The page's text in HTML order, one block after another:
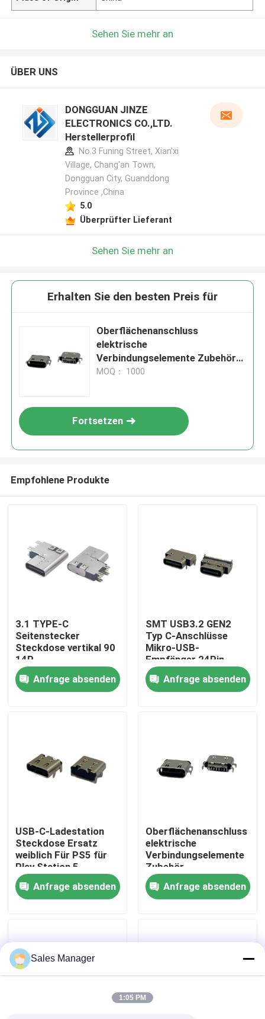
Haus
Qualitätskontrolle
Kontakt US
Fordern Sie ein Zitat
USB-Buchse
Sehen Sie mehr an
ÜBER UNS
DONGGUAN JINZE
ELECTRONICS CO.,LTD.
Herstellerprofil
No.3 Funing Street, Xian'xi
Village, Chang'an Town,
Dongguan City, Guanddong
Province ,China
5.0
Überprüfter Lieferant
Sehen Sie mehr an
Erhalten Sie den besten Preis für
Oberflächenanschluss
elektrische
Verbindungselemente Zubehör
Kontaktwiderstand 20mΩ Max
MOQ： 1000
Fortsetzen
Empfohlene Produkte
3.1 TYPE-C
Seitenstecker
Steckdose vertikal 90
14P
Seitensteckverbinder
USB3.1
Schnellladeoberfläche
Anfrage absenden
SMT USB3.2 GEN2
Typ C-Anschlüsse
Mikro-USB-
Empfänger 24Pin
CH1.61mm L8.3mm
Anfrage absenden
USB-C-Ladestation
Steckdose Ersatz
weiblich Für PS5 für
Play Station 5
Controller Ladestation
Anfrage absenden
Oberflächenanschluss
elektrische
Verbindungselemente
Zubehör
Kontaktwiderstand
20mΩ Max
Anfrage absenden
Sales Manager
1:05 PM